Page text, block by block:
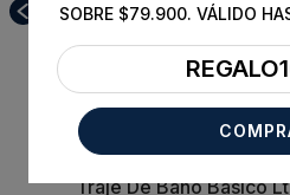
L
Traje De Baño Básico
SOBRE $79.900. VÁLIDO